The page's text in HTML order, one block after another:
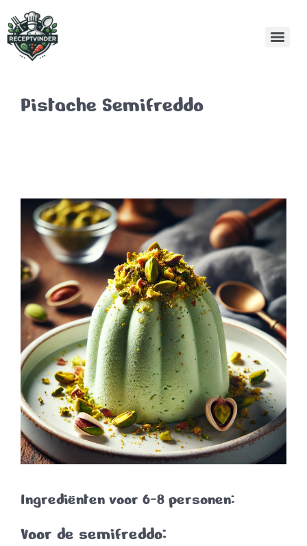
Pistache Semifreddo
Ingrediënten voor 6-8 personen:
Voor de semifreddo: